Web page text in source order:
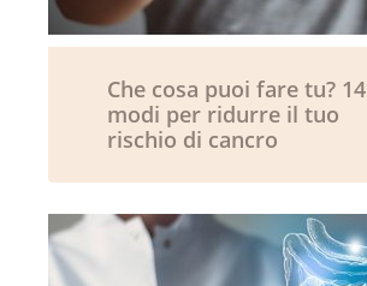
Che cosa puoi fare tu? 14
modi per ridurre il tuo
rischio di cancro